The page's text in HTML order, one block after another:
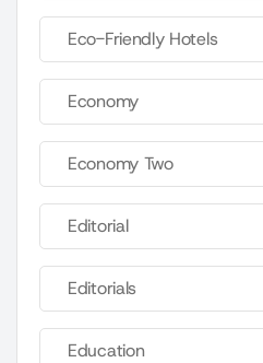
Eco-Friendly Hotels
Economy
Economy Two
Editorial
Editorials
Education